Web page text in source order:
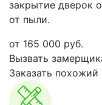
закрытие дверок
от пыли.
от 165 000 руб.
Вызвать
Заказать похожий